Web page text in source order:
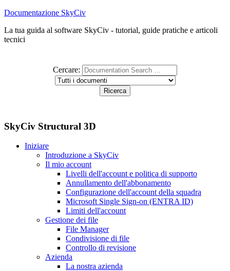
Documentazione SkyCiv
La tua guida al software SkyCiv - tutorial, guide pratiche e articoli
tecnici
Cercare:
SkyCiv Structural 3D
Iniziare
Introduzione a SkyCiv
Il mio account
Livelli dell'account e politica di supporto
Annullamento dell'abbonamento
Configurazione dell'account della squadra
Microsoft Single Sign-on (ENTRA ID)
Limiti dell'account
Gestione dei file
File Manager
Condivisione di file
Controllo di revisione
Azienda
La nostra azienda